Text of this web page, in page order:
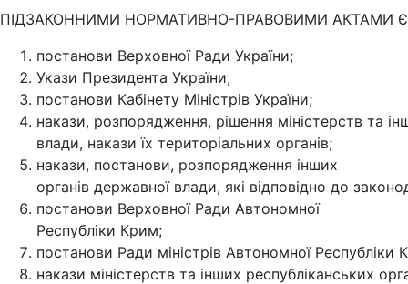
ПІДЗАКОННИМИ НОРМАТИВНО-ПРАВОВИМИ АКТАМИ
постанови Верховної Ради України;
Укази Президента України;
постанови Кабінету Міністрів України;
накази, розпорядження, рішення міністерств та
влади, накази їх територіальних органів;
накази, постанови, розпорядження інших
органів державної влади, які відповідно до
постанови Верховної Ради Автономної
Республіки Крим;
постанови Ради міністрів Автономної Республіки
накази міністерств та інших республіканських